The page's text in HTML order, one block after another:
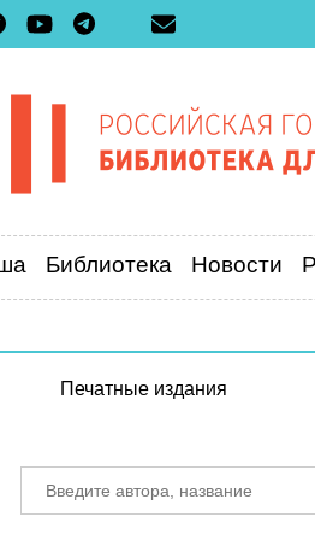
Библиотека Новости
Печатные издания